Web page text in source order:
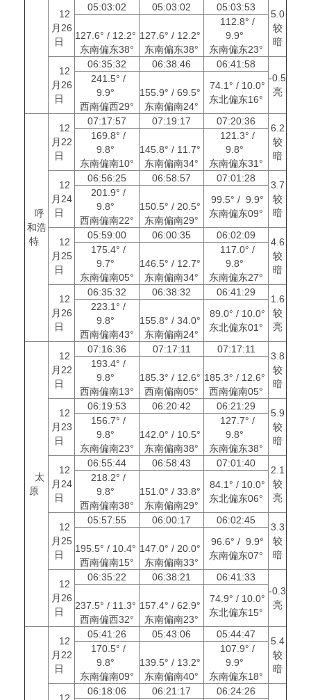
12
月26
日
05:03:02 05:03:02 05:03:53
5.0
较
暗
127.6° / 12.2°
东南偏东38°
127.6° / 12.2°
东南偏东38°
112.8° /
9.9°
东南偏东23°
12
月26
日
06:35:32 06:38:46
06:41:58
-0.5
亮
241.5° /
9.9°
西南偏西29°
155.9° / 69.5°
东南偏南24°
74.1° / 10.0°
东北偏东16°
呼
和浩
特
12
月22
日
07:17:57 07:19:17 07:20:36
6.2
较
暗
169.8° /
9.8°
东南偏南10°
145.8° / 11.7°
东南偏南34°
121.3° /
9.8°
东南偏东31°
12
月24
日
06:56:25 06:58:57 07:01:28
3.7
较
暗
201.9° /
9.8°
西南偏南22°
150.5° / 20.5°
东南偏南29°
99.5° / 9.9°
东南偏东09°
12
月25
日
05:59:00 06:00:35 06:02:09
4.6
较
暗
175.4° /
9.7°
东南偏南05°
146.5° / 12.7°
东南偏南34°
117.0° /
9.8°
东南偏东27°
12
月26
日
06:35:32 06:38:32 06:41:29
1.6
较
亮
223.1° /
9.8°
西南偏南43°
155.8° / 34.0°
东南偏南24°
89.0° / 10.0°
东北偏东01°
太
原
12
月22
日
07:16:36 07:17:11 07:17:11
3.8
较
暗
193.4° /
9.8°
西南偏南13°
185.3° / 12.6°
西南偏南05°
185.3° / 12.6°
西南偏南05°
12
月23
日
06:19:53 06:20:42 06:21:29
5.9
较
暗
156.7° /
9.8°
东南偏南23°
142.0° / 10.5°
东南偏南38°
127.7° /
9.8°
东南偏东38°
12
月24
日
06:55:44 06:58:43 07:01:40
2.1
较
亮
218.2° /
9.8°
西南偏南38°
151.0° / 33.8°
东南偏南29°
84.1° / 10.0°
东北偏东06°
12
月25
日
05:57:55 06:00:17 06:02:45
3.3
较
暗
195.5° / 10.4°
西南偏南15°
147.0° / 20.0°
东南偏南33°
96.6° / 9.9°
东南偏东07°
12
月26
日
06:35:22 06:38:21
06:41:33
-0.3
亮
237.5° / 11.3°
西南偏西32°
157.4° / 62.9°
东南偏南23°
74.9° / 10.0°
东北偏东15°
12
月22
日
05:41:26 05:43:06 05:44:47
5.4
较
暗
170.5° /
9.8°
东南偏南09°
139.5° / 13.2°
东南偏南40°
107.9° /
9.9°
东南偏东18°
12
06:18:06 06:21:17
06:24:26